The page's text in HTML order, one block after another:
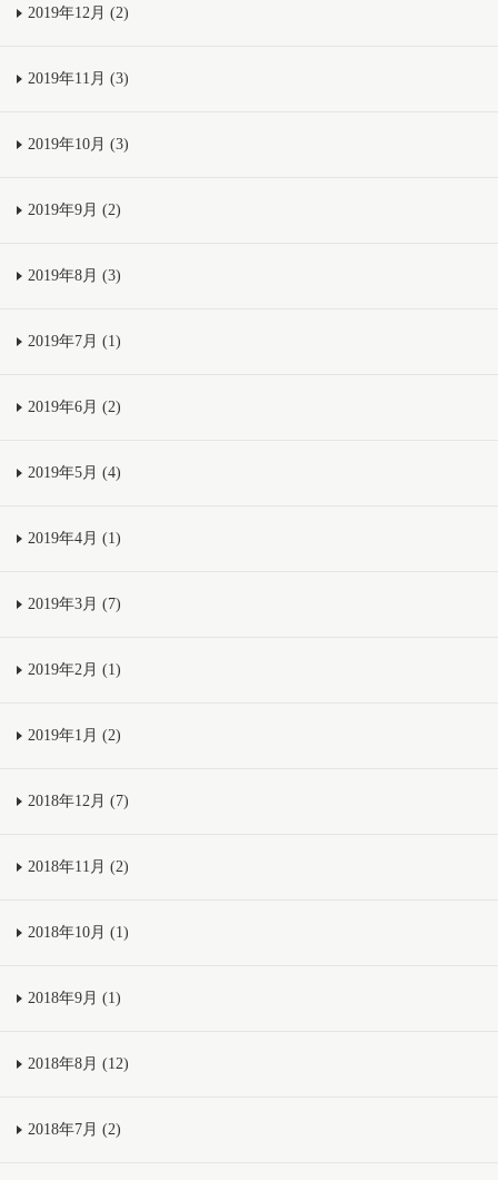
2019年12月 (2)
2019年11月 (3)
2019年10月 (3)
2019年9月 (2)
2019年8月 (3)
2019年7月 (1)
2019年6月 (2)
2019年5月 (4)
2019年4月 (1)
2019年3月 (7)
2019年2月 (1)
2019年1月 (2)
2018年12月 (7)
2018年11月 (2)
2018年10月 (1)
2018年9月 (1)
2018年8月 (12)
2018年7月 (2)